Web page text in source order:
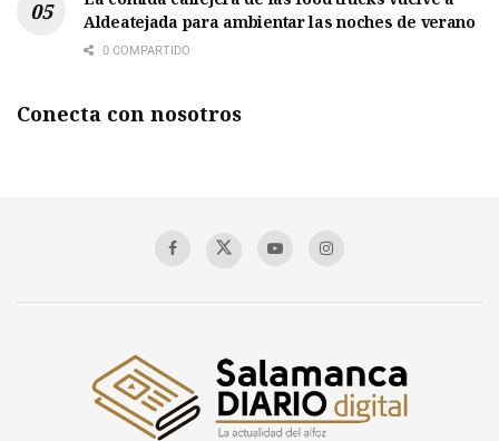
Aldeatejada para ambientar las noches de verano
0 COMPARTIDO
Conecta con nosotros